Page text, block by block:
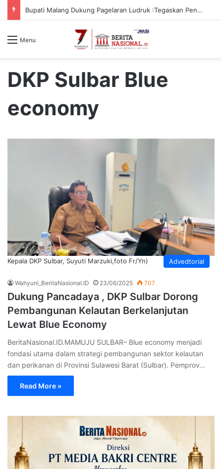
Bupati Malang Dukung Pagelaran Ludruk :Tegaskan Pentingnya Budaya Lokal
Menu
DKP Sulbar Blue
economy
Advedtorial
Kepala DKP Sulbar, Suyuti Marzuki,foto Fr/Yn)
Wahyuni_BeritaNasional.ID 23/06/2025 707
Dukung Pancadaya , DKP Sulbar Dorong
Pembangunan Kelautan Berkelanjutan
Lewat Blue Economy
BeritaNasional.ID.MAMUJU SULBAR– Blue economy menjadi
fondasi utama dalam strategi pembangunan sektor kelautan
dan perikanan di Provinsi Sulawesi Barat (Sulbar). Pemprov…
Read More »